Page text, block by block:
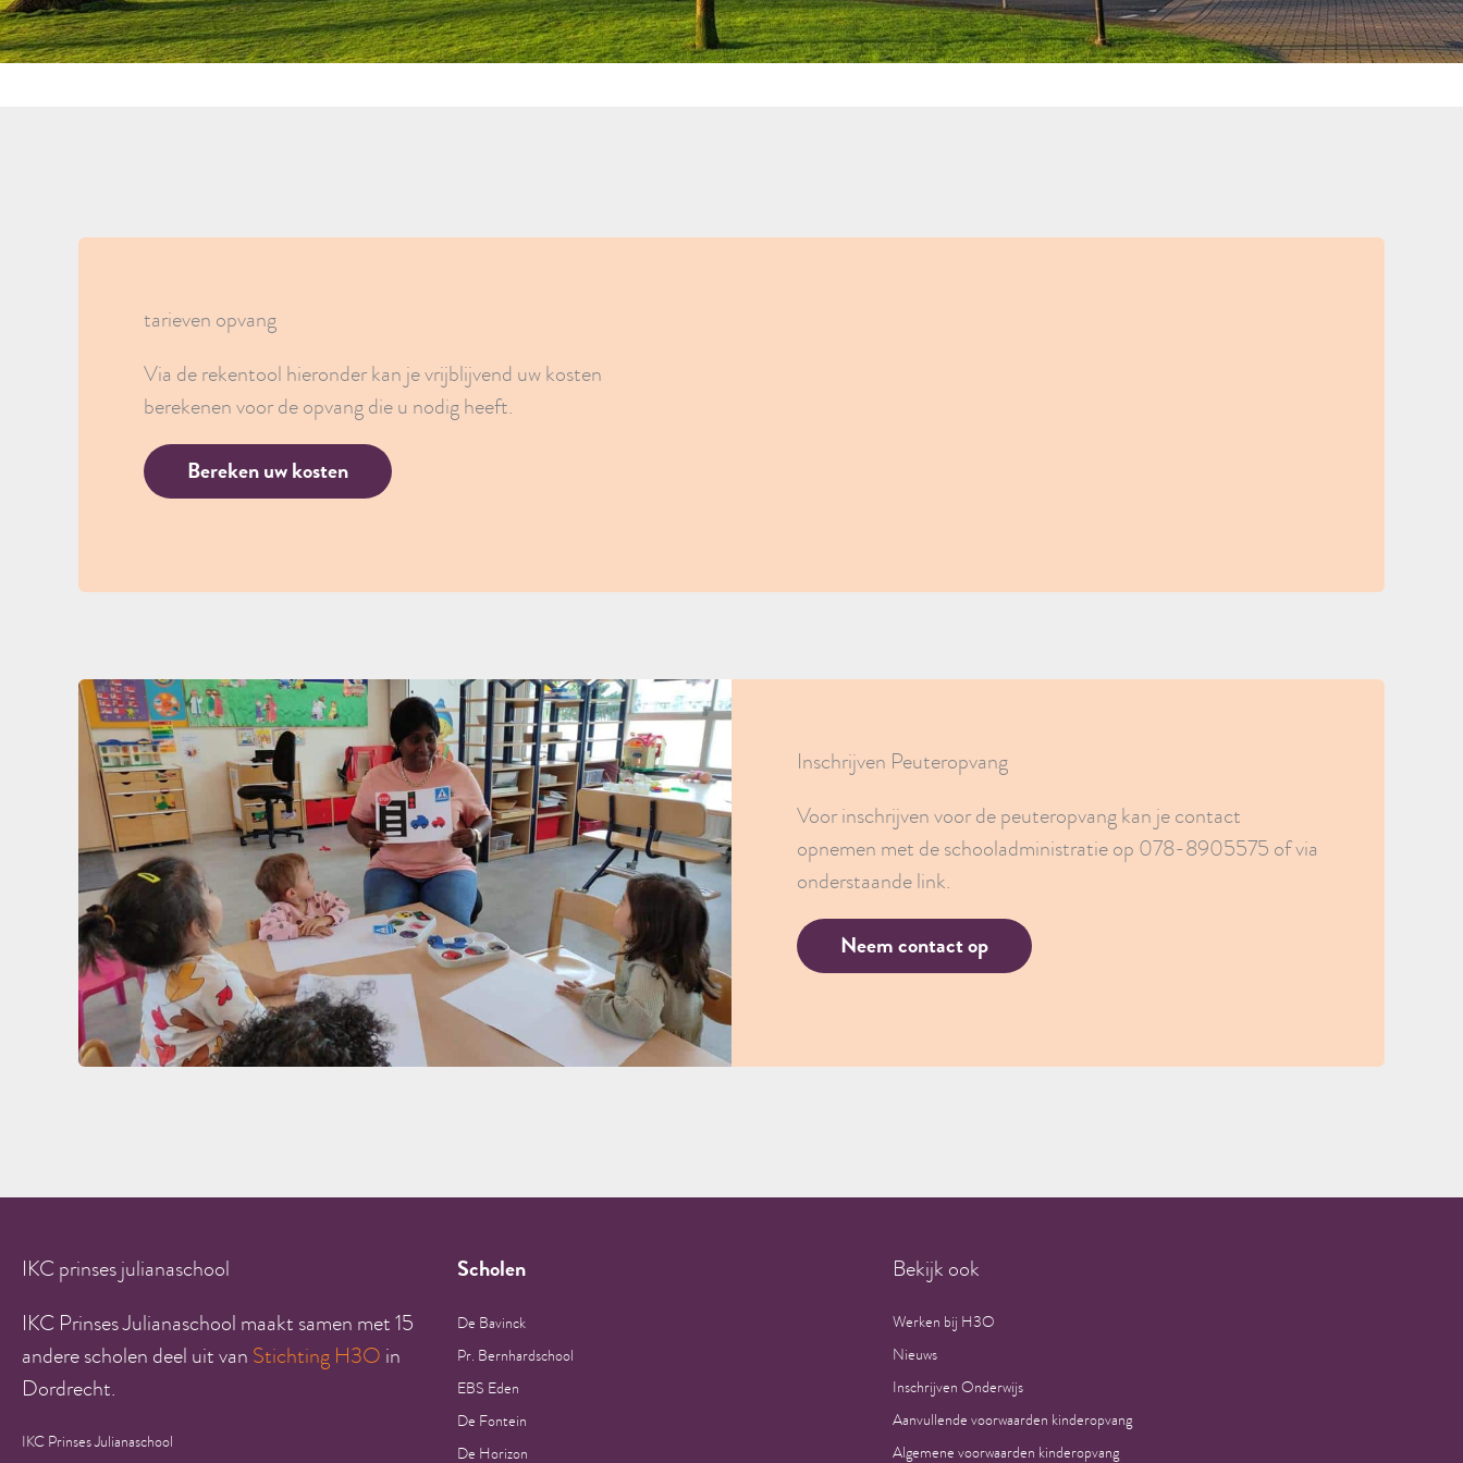
tarieven opvang
Via de rekentool hieronder kan je vrijblijvend uw kosten
berekenen voor de opvang die u nodig heeft.
Bereken uw kosten
Inschrijven Peuteropvang
Voor inschrijven voor de peuteropvang kan je contact
opnemen met de schooladministratie op 078-8905575 of via
onderstaande link.
Neem contact op
IKC prinses julianaschool
IKC Prinses Julianaschool maakt samen met 15
andere scholen deel uit van Stichting H3O in
Dordrecht.
IKC Prinses Julianaschool
Scholen
De Bavinck
Pr. Bernhardschool
EBS Eden
De Fontein
De Horizon
Bekijk ook
Werken bij H3O
Nieuws
Inschrijven Onderwijs
Aanvullende voorwaarden kinderopvang
Algemene voorwaarden kinderopvang